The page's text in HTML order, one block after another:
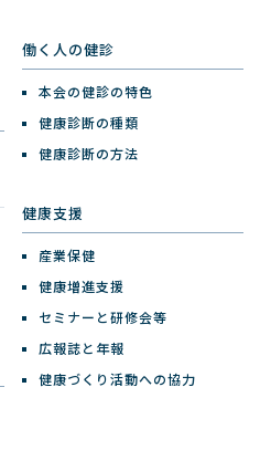
働く人の健診
本会の健診の特色
健康診断の種類
健康診断の方法
健康支援
産業保健
健康増進支援
セミナーと研修会等
広報誌と年報
健康づくり活動への協力